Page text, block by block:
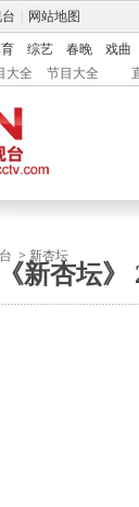
网站地图
综艺 春晚 戏曲
大全 节目大全
> 新杏坛
《新杏坛